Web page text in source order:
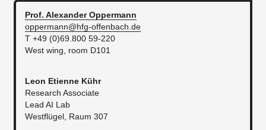
Prof. AlexanderOppermann
oppermann@hfg-offenbach.de
T +49 (0)69.800 59-220
West wing, room D101
Leon Etienne Kühr
Research Associate
Lead AI Lab
Westflügel, Raum 307